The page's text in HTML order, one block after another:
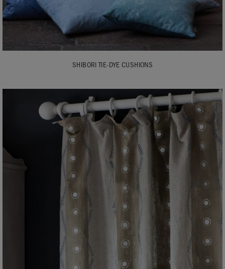
SHIBORI TIE-DYE CUSHIONS